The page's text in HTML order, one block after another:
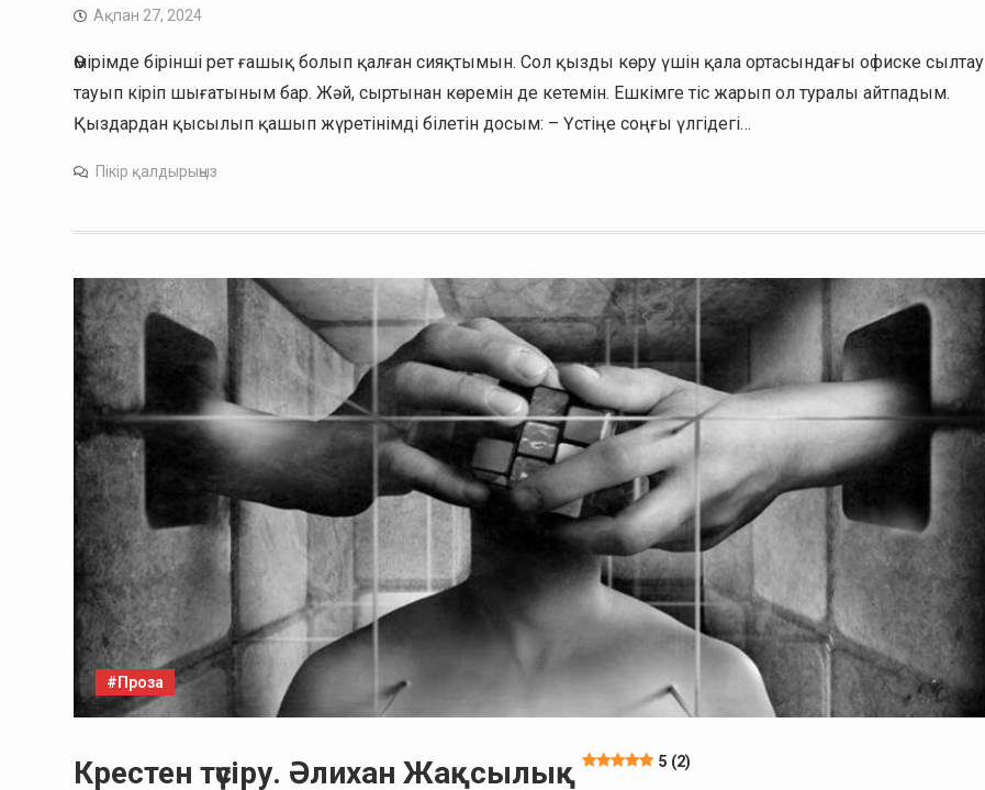
Ақпан 27, 2024
Өмірімде бірінші рет ғашық болып қалған сияқтымын. Сол қызды көру үшін қала ортасындағы офиске сылтау
тауып кіріп шығатыным бар. Жәй, сыртынан көремін де кетемін. Ешкімге тіс жарып ол туралы айтпадым.
Қыздардан қысылып қашып жүретінімді білетін досым: – Үстіңе соңғы үлгідегі…
Пікір қалдырыңыз
#Проза
Крестен түсіру. Әлихан Жақсылық 5 (2)